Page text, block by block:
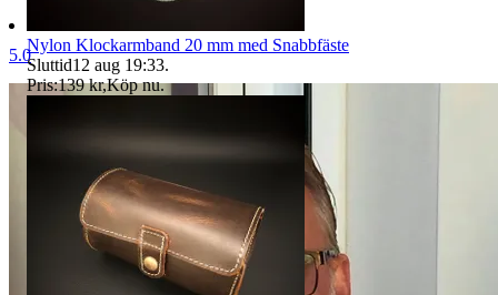
5.0
Nylon Klockarmband 20 mm med Snabbfäste
Sluttid12 aug 19:33.
Pris:139 kr,Köp nu.